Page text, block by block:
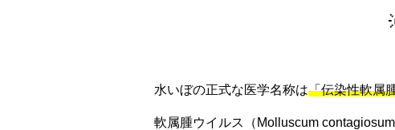
水いぼの正式な医学名称は「伝染性軟属
軟属腫ウイルス（Molluscum